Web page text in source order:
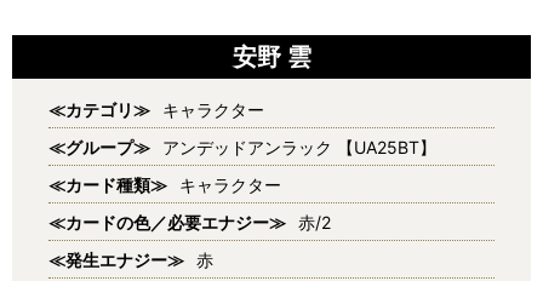
安野 雲
≪カテゴリ≫
キャラクター
≪グループ≫
アンデッドアンラック 【UA25BT】
≪カード種類≫
キャラクター
≪カードの色／必要エナジー≫ 赤/2
≪発生エナジー≫ 赤